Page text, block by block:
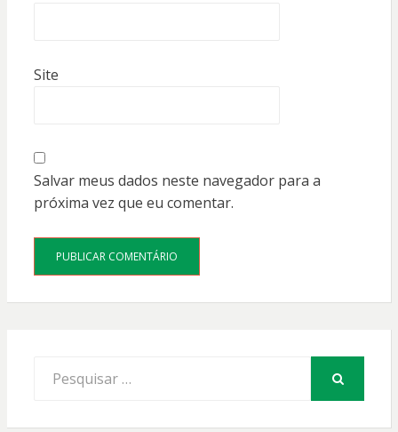
Site
Salvar meus dados neste navegador para a
próxima vez que eu comentar.
por: